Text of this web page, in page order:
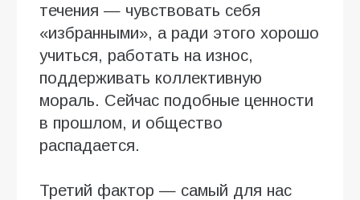
течения — чувствовать себя
«избранными», а ради этого хорошо
учиться, работать на износ,
поддерживать коллективную
мораль. Сейчас подобные ценности
в прошлом, и общество
распадается.
Третий фактор — самый для нас